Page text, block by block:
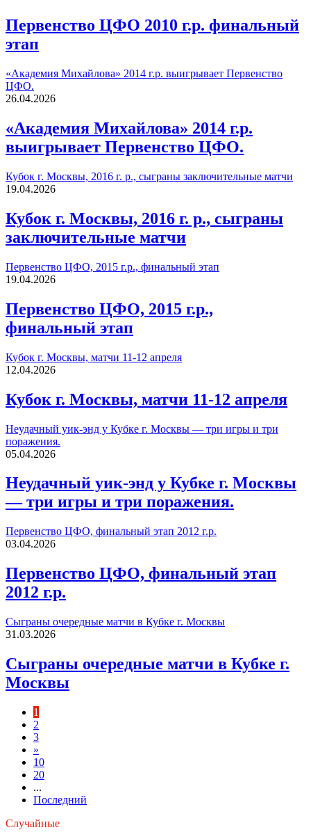
Первенство ЦФО 2010 г.р. финальный
этап
«Академия Михайлова» 2014 г.р. выигрывает Первенство
ЦФО.
26.04.2026
«Академия Михайлова» 2014 г.р.
выигрывает Первенство ЦФО.
Кубок г. Москвы, 2016 г. р., сыграны заключительные матчи
19.04.2026
Кубок г. Москвы, 2016 г. р., сыграны
заключительные матчи
Первенство ЦФО, 2015 г.р., финальный этап
19.04.2026
Первенство ЦФО, 2015 г.р.,
финальный этап
Кубок г. Москвы, матчи 11-12 апреля
12.04.2026
Кубок г. Москвы, матчи 11-12 апреля
Неудачный уик-энд у Кубке г. Москвы — три игры и три
поражения.
05.04.2026
Неудачный уик-энд у Кубке г. Москвы
— три игры и три поражения.
Первенство ЦФО, финальный этап 2012 г.р.
03.04.2026
Первенство ЦФО, финальный этап
2012 г.р.
Сыграны очередные матчи в Кубке г. Москвы
31.03.2026
Сыграны очередные матчи в Кубке г.
Москвы
1
2
3
»
10
20
...
Последний
Случайные